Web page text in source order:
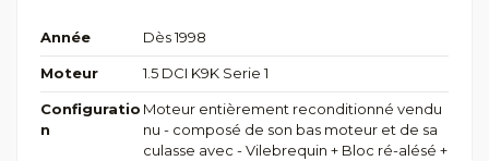
Année Dès 1998
Moteur 1.5 DCI K9K Serie 1
Configuratio
n
Moteur entièrement reconditionné vendu
nu - composé de son bas moteur et de sa
culasse avec - Vilebrequin + Bloc ré-alésé +